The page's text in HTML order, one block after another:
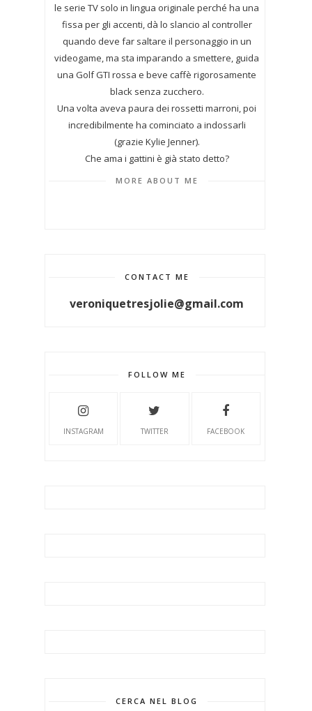
le serie TV solo in lingua originale perché ha una
fissa per gli accenti, dà lo slancio al controller
quando deve far saltare il personaggio in un
videogame, ma sta imparando a smettere, guida
una Golf GTI rossa e beve caffè rigorosamente
black senza zucchero.
Una volta aveva paura dei rossetti marroni, poi
incredibilmente ha cominciato a indossarli
(grazie Kylie Jenner).
Che ama i gattini è già stato detto?
MORE ABOUT ME
CONTACT ME
veroniquetresjolie@gmail.com
FOLLOW ME
INSTAGRAM TWITTER FACEBOOK
CERCA NEL BLOG